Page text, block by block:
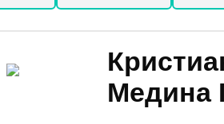
Медина